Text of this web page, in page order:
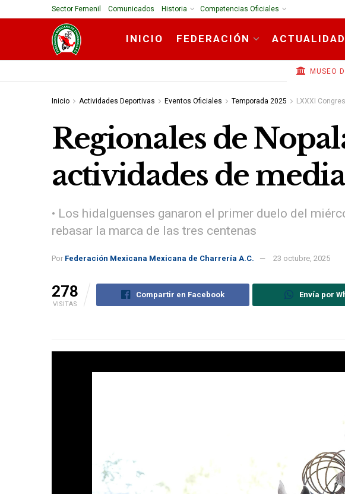
Sector Femenil Comunicados Historia Competencias Oficiales
INICIO FEDERACIÓN ACTUALIDAD
MUSEO
Inicio Actividades Deportivas Eventos Oficiales Temporada 2025 LXXXI
Regionales de
actividades de
• Los hidalguenses ganaron el primer duelo del
rebasar la marca de las tres centenas
Por Federación Mexicana Mexicana de Charrería A.C. 23 octubre, 2025
278
VISITAS
Compartir en Facebook Envía por